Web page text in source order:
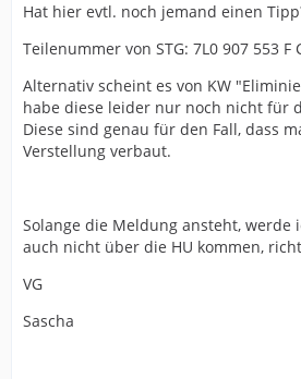
Hat hier evtl. noch jemand einen
Teilenummer von STG: 7L0 907 553 F
Alternativ scheint es von KW
habe diese leider nur noch nicht für
Diese sind genau für den Fall, dass
Verstellung verbaut.
Solange die Meldung ansteht, werde
auch nicht über die HU kommen,
VG
Sascha